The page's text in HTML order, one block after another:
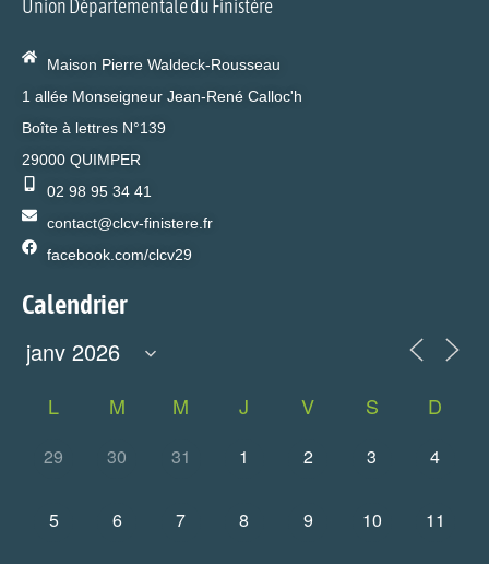
Union Départementale du Finistère
Maison Pierre Waldeck-Rousseau
1 allée Monseigneur Jean-René Calloc'h
Boîte à lettres N°139
29000 QUIMPER
02 98 95 34 41
contact@clcv-finistere.fr
facebook.com/clcv29
Calendrier
L M M J V S D
29 30 31 1 2 3 4
5 6 7 8 9 10 11